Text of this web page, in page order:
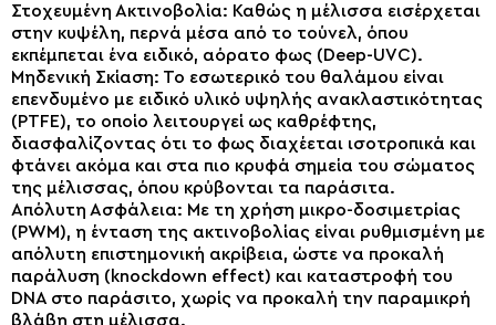
Στοχευμένη Ακτινοβολία: Καθώς η μέλισσα εισέρχεται
στην κυψέλη, περνά μέσα από το τούνελ, όπου
εκπέμπεται ένα ειδικό, αόρατο φως (Deep-UVC).
Μηδενική Σκίαση: Το εσωτερικό του θαλάμου είναι
επενδυμένο με ειδικό υλικό υψηλής ανακλαστικότητας
(PTFE), το οποίο λειτουργεί ως καθρέφτης,
διασφαλίζοντας ότι το φως διαχέεται ισοτροπικά και
φτάνει ακόμα και στα πιο κρυφά σημεία του σώματος
της μέλισσας, όπου κρύβονται τα παράσιτα.
Απόλυτη Ασφάλεια: Με τη χρήση μικρο-δοσιμετρίας
(PWM), η ένταση της ακτινοβολίας είναι ρυθμισμένη με
απόλυτη επιστημονική ακρίβεια, ώστε να προκαλή
παράλυση (knockdown effect) και καταστροφή του
DNA στο παράσιτο, χωρίς να προκαλή την παραμικρή
βλάβη στη μέλισσα.